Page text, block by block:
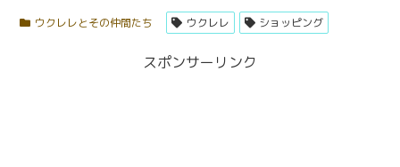
ウクレレとその仲間たち ウクレレ ショッピング
スポンサーリンク